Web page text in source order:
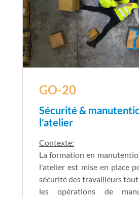
Savoir saisir et
en toute sécurité.
GO-20
Sécurité &
l’atelier
Contexte:
La formation en
l'atelier est mise en place
sécurité des travailleurs
les opérations de